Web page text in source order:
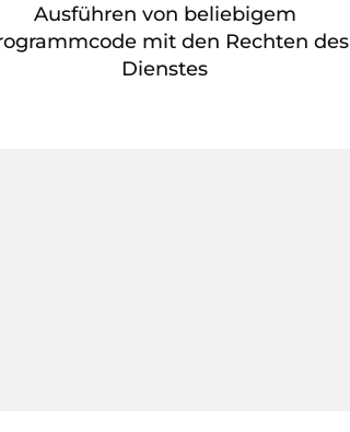
Ausführen von beliebigem
mit den Rechten des
Dienstes